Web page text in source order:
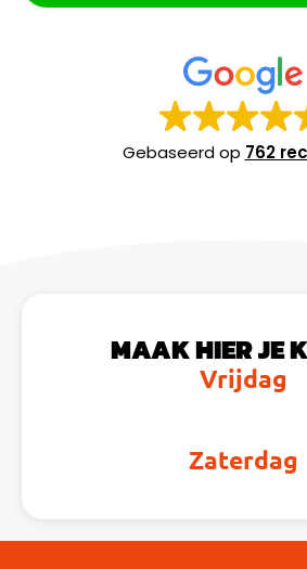
Gebaseerd op 762
MAAK HIER JE
Vrijdag
Zaterdag